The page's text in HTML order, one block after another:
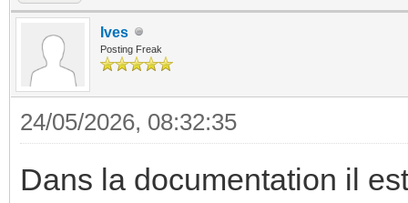
Ives
Posting Freak
24/05/2026, 08:32:35
Dans la documentation il